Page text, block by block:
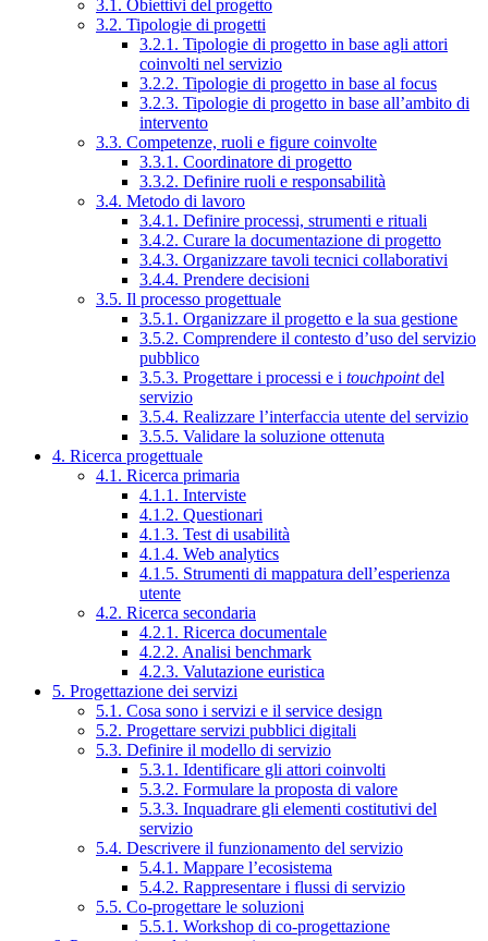
3.1. Obiettivi del progetto
3.2. Tipologie di progetti
3.2.1. Tipologie di progetto in base agli attori
coinvolti nel servizio
3.2.2. Tipologie di progetto in base al focus
3.2.3. Tipologie di progetto in base all’ambito di
intervento
3.3. Competenze, ruoli e figure coinvolte
3.3.1. Coordinatore di progetto
3.3.2. Definire ruoli e responsabilità
3.4. Metodo di lavoro
3.4.1. Definire processi, strumenti e rituali
3.4.2. Curare la documentazione di progetto
3.4.3. Organizzare tavoli tecnici collaborativi
3.4.4. Prendere decisioni
3.5. Il processo progettuale
3.5.1. Organizzare il progetto e la sua gestione
3.5.2. Comprendere il contesto d’uso del servizio
pubblico
3.5.3. Progettare i processi e i touchpointdel
servizio
3.5.4. Realizzare l’interfaccia utente del servizio
3.5.5. Validare la soluzione ottenuta
4. Ricerca progettuale
4.1. Ricerca primaria
4.1.1. Interviste
4.1.2. Questionari
4.1.3. Test di usabilità
4.1.4. Web analytics
4.1.5. Strumenti di mappatura dell’esperienza
utente
4.2. Ricerca secondaria
4.2.1. Ricerca documentale
4.2.2. Analisi benchmark
4.2.3. Valutazione euristica
5. Progettazione dei servizi
5.1. Cosa sono i servizi e il service design
5.2. Progettare servizi pubblici digitali
5.3. Definire il modello di servizio
5.3.1. Identificare gli attori coinvolti
5.3.2. Formulare la proposta di valore
5.3.3. Inquadrare gli elementi costitutivi del
servizio
5.4. Descrivere il funzionamento del servizio
5.4.1. Mappare l’ecosistema
5.4.2. Rappresentare i flussi di servizio
5.5. Co-progettare le soluzioni
5.5.1. Workshop di co-progettazione